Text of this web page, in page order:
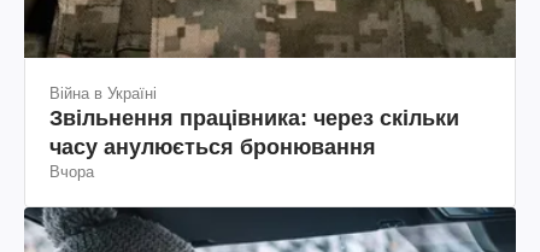
Війна в Україні
Звільнення працівника: через скільки
часу анулюється бронювання
Вчора